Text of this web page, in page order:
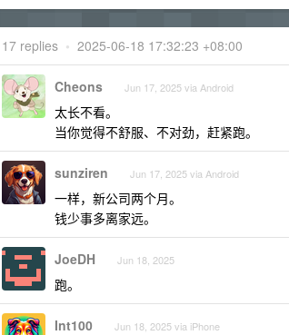
17 replies • 2025-06-18 17:32:23 +08:00
Cheons Jun 17, 2025 via Android
太长不看。
当你觉得不舒服、不对劲，赶紧跑。
sunziren Jun 17, 2025 via Android
一样，新公司两个月。
钱少事多离家远。
JoeDH Jun 18, 2025
跑。
Int100 Jun 18, 2025 via iPhone